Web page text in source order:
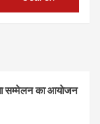
सम्मेलन का आयोजन